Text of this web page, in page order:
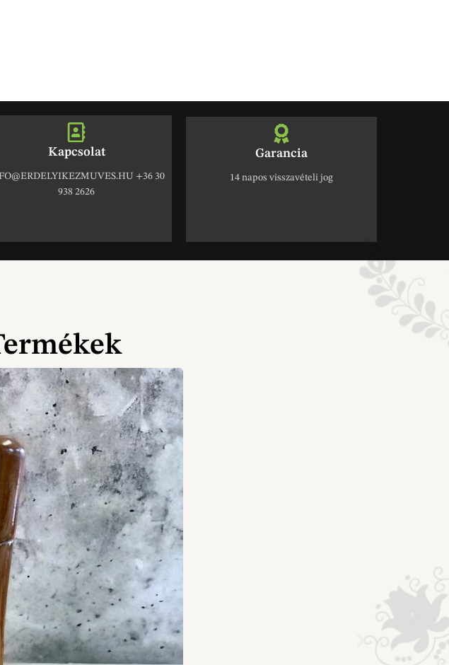
Kapcsolat
+36 30
938 2626
Garancia
14 napos visszavételi jog